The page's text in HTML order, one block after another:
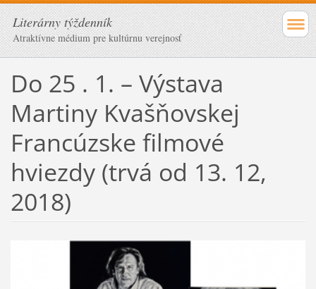
Literárny týždenník
Atraktívne médium pre kultúrnu verejnosť
Do 25 . 1. – Výstava
Martiny Kvašňovskej
Francúzske filmové
hviezdy (trvá od 13. 12,
2018)